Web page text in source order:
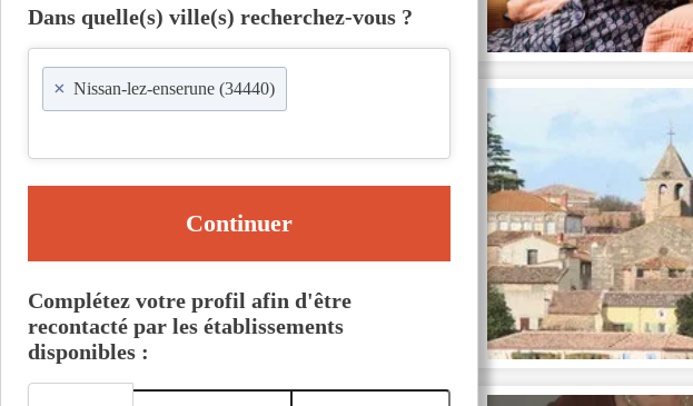
Dans quelle(s) ville(s) recherchez-vous ?
× Nissan-lez-enserune (34440)
Continuer
Complétez votre profil afin d'être
recontacté par les établissements
disponibles :